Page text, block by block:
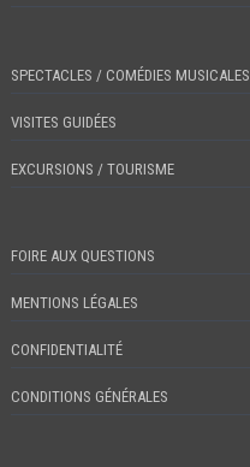
SPECTACLES / COMÉDIES MUSICALES
VISITES GUIDÉES
EXCURSIONS / TOURISME
FOIRE AUX QUESTIONS
MENTIONS LÉGALES
CONFIDENTIALITÉ
CONDITIONS GÉNÉRALES